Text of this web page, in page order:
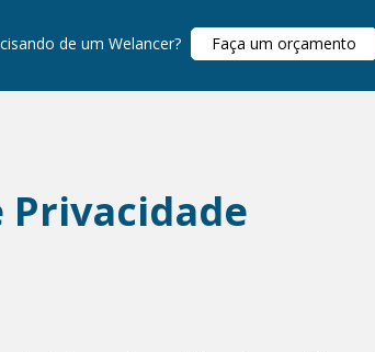
de um Welancer? Faça um orçamento
Privacidade